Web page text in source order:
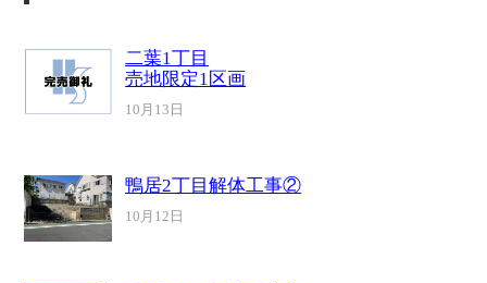
二葉1丁目
売地限定1区画
10月13日
鴨居2丁目解体工事②
10月12日